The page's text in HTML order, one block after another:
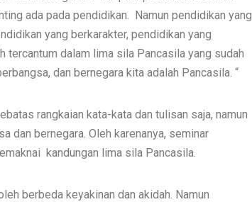
ada pada pendidikan. Namun pendidikan yang
yang berkarakter, pendidikan yang
tercantum dalam lima sila Pancasila yang sudah
dan bernegara kita adalah Pancasila. “
rangkaian kata-kata dan tulisan saja, namun
dan bernegara. Oleh karenanya, seminar
kandungan lima sila Pancasila.
berbeda keyakinan dan akidah. Namun